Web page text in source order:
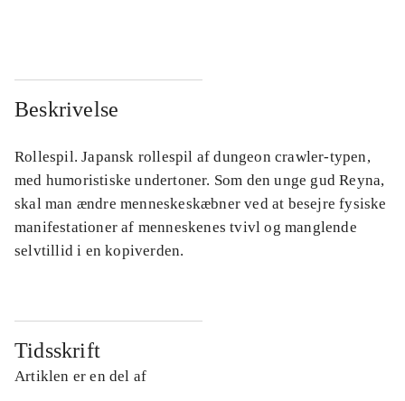
Beskrivelse
Rollespil. Japansk rollespil af dungeon crawler-typen,
med humoristiske undertoner. Som den unge gud Reyna,
skal man ændre menneskeskæbner ved at besejre fysiske
manifestationer af menneskenes tvivl og manglende
selvtillid i en kopiverden.
Tidsskrift
Artiklen er en del af